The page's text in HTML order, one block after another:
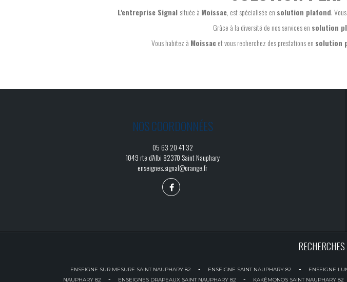
L'entreprise Signal située à Moissac , est spécialisée en solution plafond.
Grâce à la diversité de nos services en solution
Vous habitez à Moissacet vous recherchez des prestations en solution
NOS COORDONNÉES
05 63 20 41 32
1049 rte d'Albi 82370 Saint Nauphary
enseignes.signal@orange.fr
ENSEIGNE SUR MESURE SAINT NAUPHARY 82 - ENSEIGNE SAINT NAUPHARY 82 - ENSEIGNE
NAUPHARY 82
- ENSEIGNES DRAPEAUX SAINT NAUPHARY 82 - KAKÉMONOS SAINT NAUPHARY 82